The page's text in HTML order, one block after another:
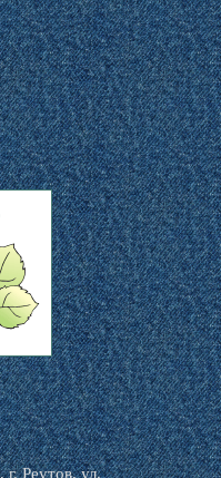
Реутов, ул.